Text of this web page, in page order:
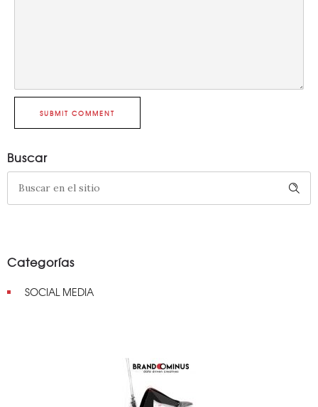
SUBMIT COMMENT
Buscar
Categorías
SOCIAL MEDIA